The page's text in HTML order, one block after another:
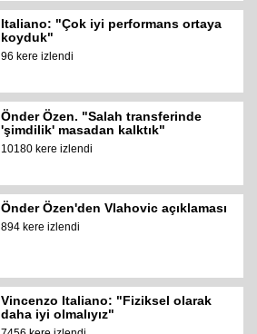
Italiano: "Çok iyi performans ortaya
koyduk"
96 kere izlendi
Önder Özen. "Salah transferinde
'şimdilik' masadan kalktık"
10180 kere izlendi
Önder Özen'den Vlahovic açıklaması
894 kere izlendi
Vincenzo Italiano: "Fiziksel olarak
daha iyi olmalıyız"